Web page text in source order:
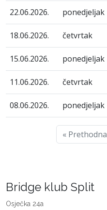
22.06.2026. ponedjeljak
18.06.2026. četvrtak
15.06.2026. ponedjeljak
11.06.2026. četvrtak
08.06.2026. ponedjeljak
« Prethodna
Bridge klub Split
Osječka 24a